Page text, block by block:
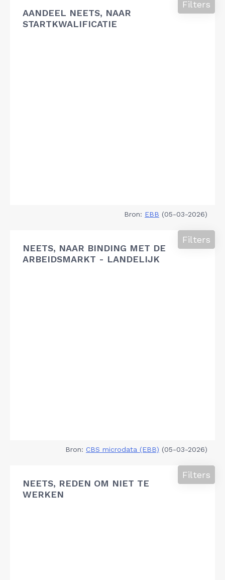
AANDEEL NEETS, NAAR
STARTKWALIFICATIE
Filters
Bron: EBB (05-03-2026)
NEETS, NAAR BINDING MET DE
ARBEIDSMARKT - LANDELIJK
Filters
Bron: CBS microdata (EBB) (05-03-2026)
NEETS, REDEN OM NIET TE
WERKEN
Filters